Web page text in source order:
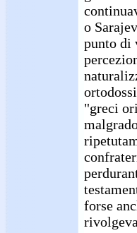
o
punto di
"greci
forse